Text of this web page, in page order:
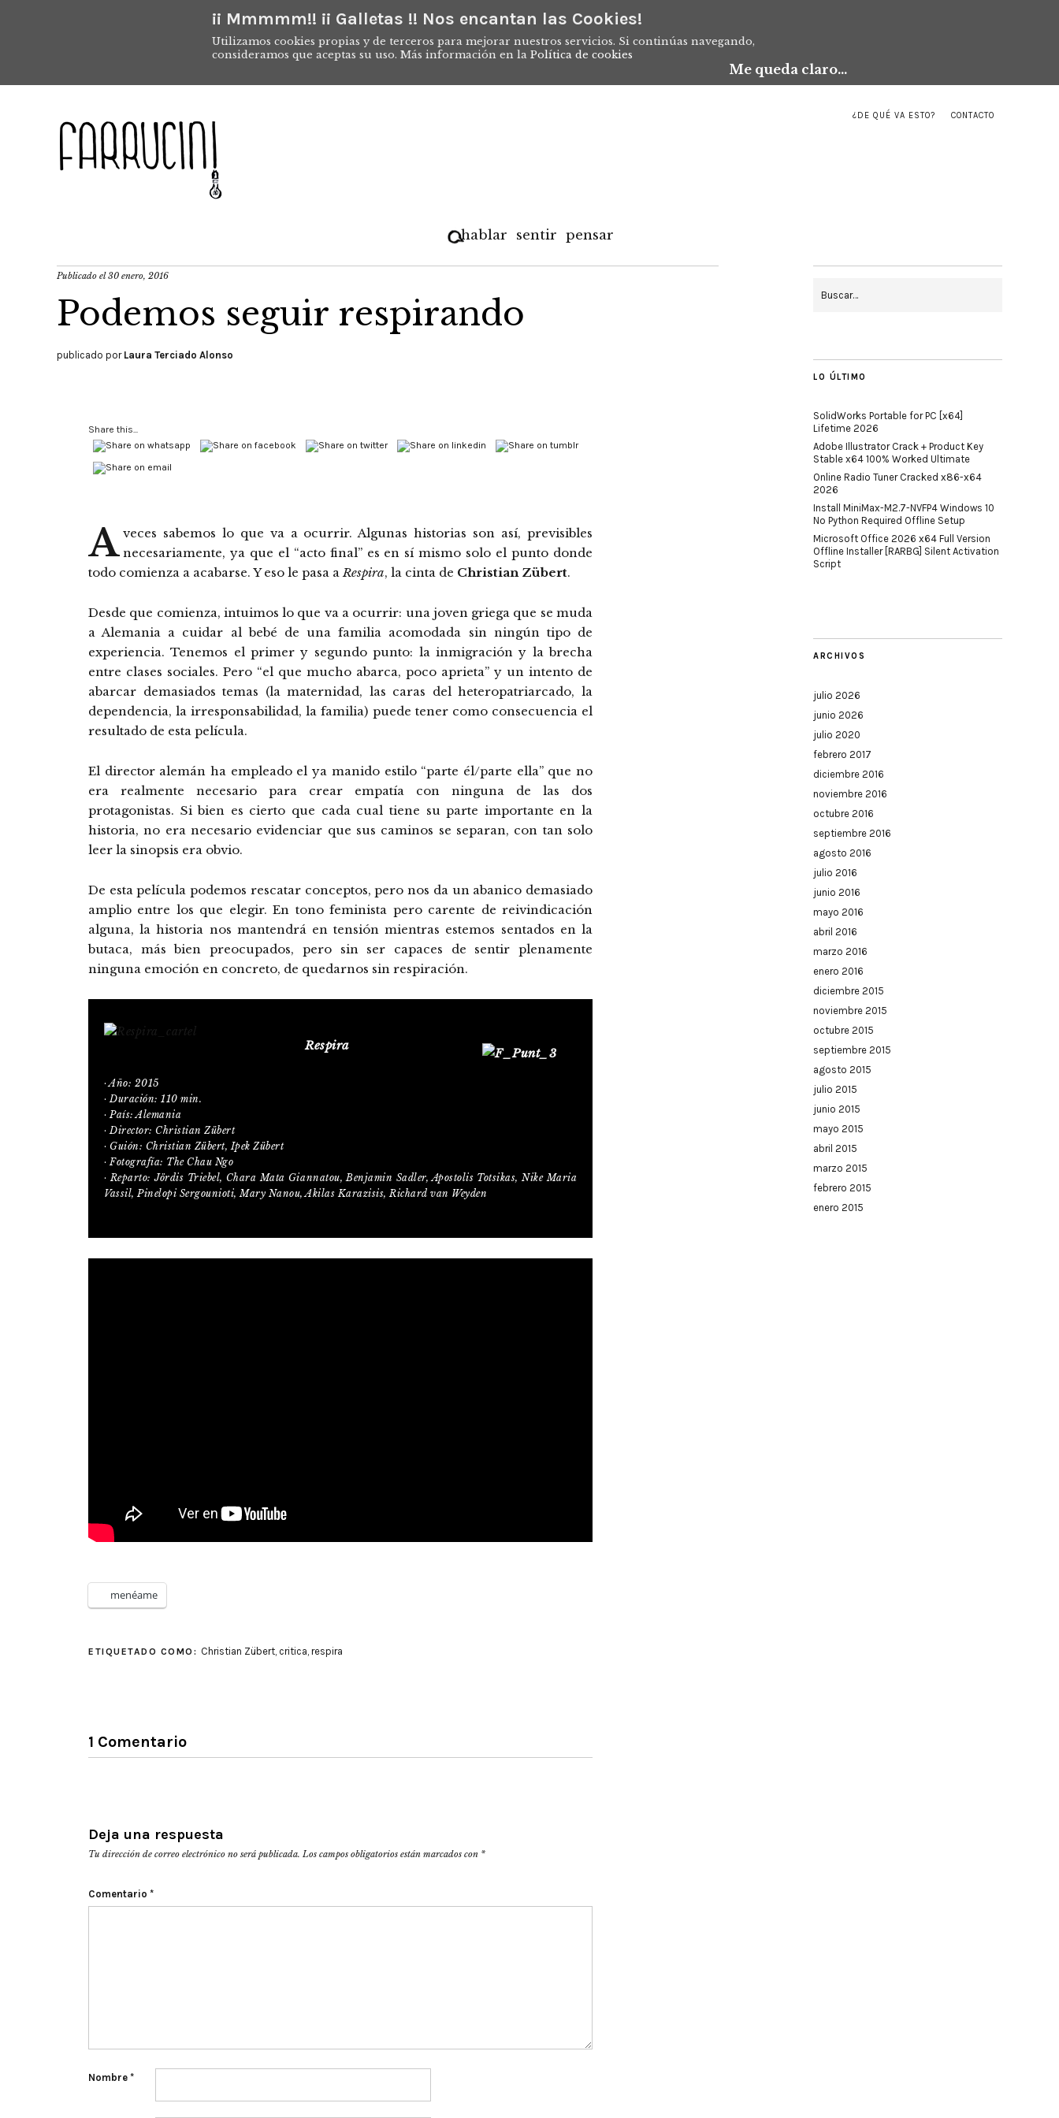
¡¡ Mmmmm!! ¡¡ Galletas !! Nos encantan las Cookies!
Utilizamos cookies propias y de terceros para mejorar nuestros servicios. Si continúas navegando,
consideramos que aceptas su uso. Más información en la Política de cookies
Me queda claro...
¿DE QUÉ VA ESTO? CONTACTO
hablar sentir pensar
Publicado el30 enero, 2016
Podemos seguir respirando
publicado por Laura Terciado Alonso
Share this...
A veces sabemos lo que va a ocurrir. Algunas historias son así, previsibles
necesariamente, ya que el “acto final” es en sí mismo solo el punto donde
todo comienza a acabarse. Y eso le pasa aRespira, la cinta de Christian Zübert.
Desde que comienza, intuimos lo que va a ocurrir: una joven griega que se muda
a Alemania a cuidar al bebé de una familia acomodada sin ningún tipo de
experiencia. Tenemos el primer y segundo punto: la inmigración y la brecha
entre clases sociales. Pero “el que mucho abarca, poco aprieta” y un intento de
abarcar demasiados temas (la maternidad, las caras del heteropatriarcado, la
dependencia, la irresponsabilidad, la familia) puede tener como consecuencia el
resultado de esta película.
El director alemán ha empleado el ya manido estilo “parte él/parte ella” que no
era realmente necesario para crear empatía con ninguna de las dos
protagonistas. Si bien es cierto que cada cual tiene su parte importante en la
historia, no era necesario evidenciar que sus caminos se separan, con tan solo
leer la sinopsis era obvio.
De esta película podemos rescatar conceptos, pero nos da un abanico demasiado
amplio entre los que elegir. En tono feminista pero carente de reivindicación
alguna, la historia nos mantendrá en tensión mientras estemos sentados en la
butaca, más bien preocupados, pero sin ser capaces de sentir plenamente
ninguna emoción en concreto, de quedarnos sin respiración.
Respira
· Año: 2015
· Duración: 110 min.
· País: Alemania
· Director: Christian Zübert
· Guión: Christian Zübert, Ipek Zübert
· Fotografía: The Chau Ngo
· Reparto: Jördis Triebel, Chara Mata Giannatou, Benjamin Sadler, Apostolis Totsikas, Nike Maria
Vassil, Pinelopi Sergounioti, Mary Nanou, Akilas Karazisis, Richard van Weyden
menéame
ETIQUETADO COMO: Christian Zübert, critica, respira
1 Comentario
Deja una respuesta
Tu dirección de correo electrónico no será publicada. Los campos obligatorios están marcados con *
Comentario *
Nombre *
LO ÚLTIMO
SolidWorks Portable for PC [x64]
Lifetime 2026
Adobe Illustrator Crack + Product Key
Stable x64 100% Worked Ultimate
Online Radio Tuner Cracked x86-x64
2026
Install MiniMax-M2.7-NVFP4 Windows 10
No Python Required Offline Setup
Microsoft Office 2026 x64 Full Version
Offline Installer [RARBG] Silent Activation
Script
ARCHIVOS
julio 2026
junio 2026
julio 2020
febrero 2017
diciembre 2016
noviembre 2016
octubre 2016
septiembre 2016
agosto 2016
julio 2016
junio 2016
mayo 2016
abril 2016
marzo 2016
enero 2016
diciembre 2015
noviembre 2015
octubre 2015
septiembre 2015
agosto 2015
julio 2015
junio 2015
mayo 2015
abril 2015
marzo 2015
febrero 2015
enero 2015